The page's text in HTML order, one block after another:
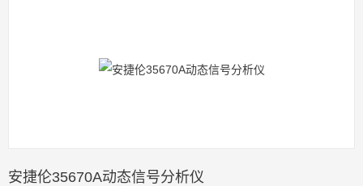
安捷伦35670A动态信号分析仪